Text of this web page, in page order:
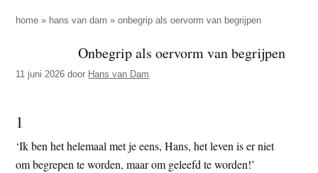
p
z
s
i
t
i
e
e
z
e
home » hans van dam »onbegrip als oervorm van begrijpen
Onbegrip als oervorm van begrijpen
11 juni 2026 door Hans van Dam
1
‘Ik ben het helemaal met je eens, Hans, het leven is er niet
om begrepen te worden, maar om geleefd te worden!’